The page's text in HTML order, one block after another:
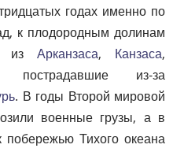
годах именно по
к плодородным долинам
из Арканзаса, Канзаса,
из-за
. В годы Второй мировой
военные грузы, а в
Тихого океана